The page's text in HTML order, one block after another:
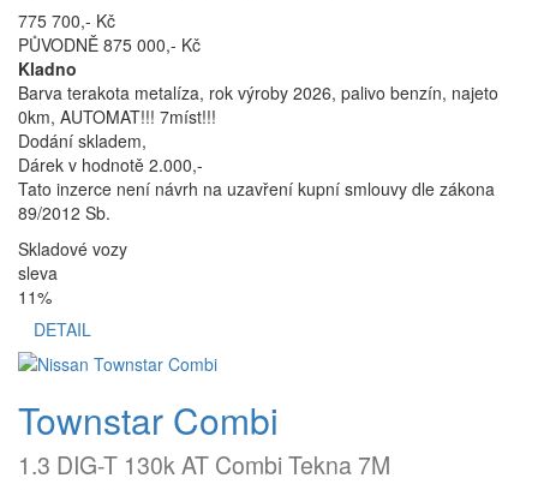
775 700,- Kč
PŮVODNĚ 875 000,- Kč
Kladno
Barva terakota metalíza, rok výroby 2026, palivo benzín, najeto
0km, AUTOMAT!!! 7míst!!!
Dodání skladem,
Dárek v hodnotě 2.000,-
Tato inzerce není návrh na uzavření kupní smlouvy dle zákona
89/2012 Sb.
Skladové vozy
sleva
11%
DETAIL
Townstar Combi
1.3 DIG-T 130k AT Combi Tekna 7M